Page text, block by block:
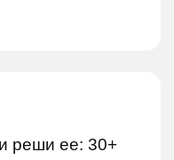
реши ее: 30+